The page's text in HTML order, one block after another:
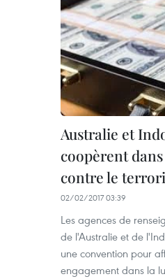
Australie et
coopèrent
contre le
02/02/2017 03:39
Les agences de
de l'Australie et de
une convention pour
engagement dans la